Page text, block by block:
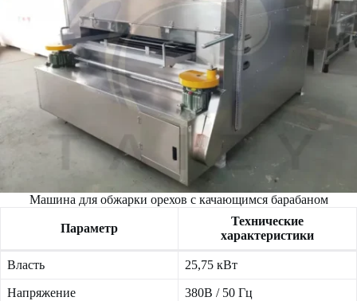
Машина для обжарки орехов с качающимся барабаном
Параметр
Технические
характеристики
Власть 25,75 кВт
Напряжение 380В / 50 Гц